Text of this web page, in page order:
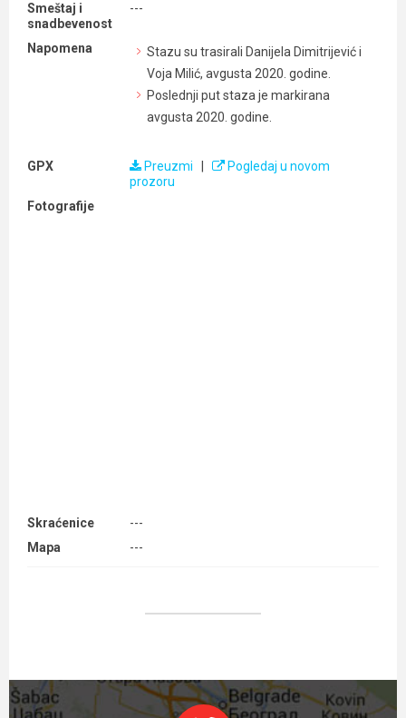
Smeštaj i
snadbevenost
---
Napomena
Stazu su trasirali Danijela Dimitrijević i
Voja Milić, avgusta 2020. godine.
Poslednji put staza je markirana
avgusta 2020. godine.
GPX Preuzmi
Pogledaj u novom
prozoru
Fotografije
Skraćenice
---
Mapa
---